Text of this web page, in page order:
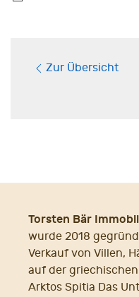
Zur Übersicht
Torsten Bär
wurde 2018
Verkauf von Villen,
auf der
Arktos Spitia Das